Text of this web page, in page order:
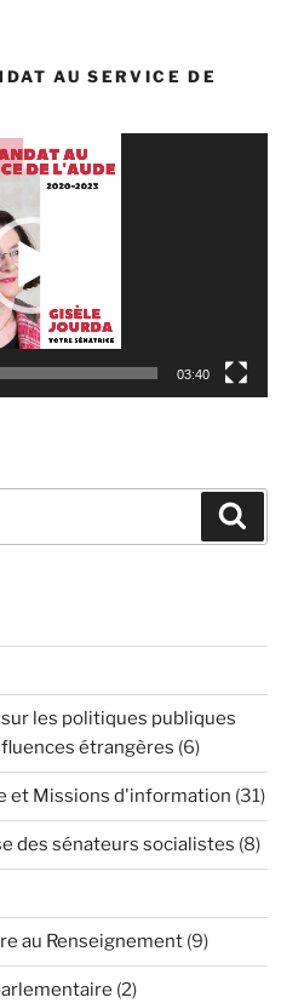
AU SERVICE DE
03:40
les politiques publiques
étrangères (6)
et Missions d'information (31)
des sénateurs socialistes (8)
au Renseignement (9)
(2)